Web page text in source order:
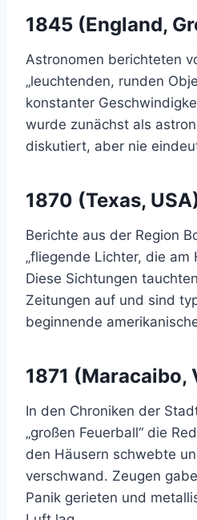
1845 (England,
Astronomen berichteten
„leuchtenden, runden
konstanter
wurde zunächst als
diskutiert, aber nie
1870 (Texas,
Berichte aus der Region
„fliegende Lichter, die am
Diese Sichtungen
Zeitungen auf und sind
beginnende
1871 (Maracaibo,
In den Chroniken der
„großen Feuerball“ die
den Häusern schwebte
verschwand. Zeugen
Panik gerieten und